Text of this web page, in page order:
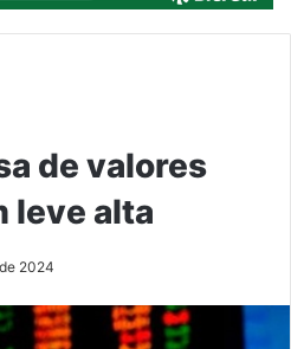
de valores
leve alta
2024